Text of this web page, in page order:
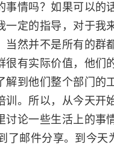
事情吗？如果可以
定的指导，对于我
然并不是所有的群
很有实际价值，他
解到他们整个部门
训。所以，从今天
论一些生活上的事情
邮件分享。到今天